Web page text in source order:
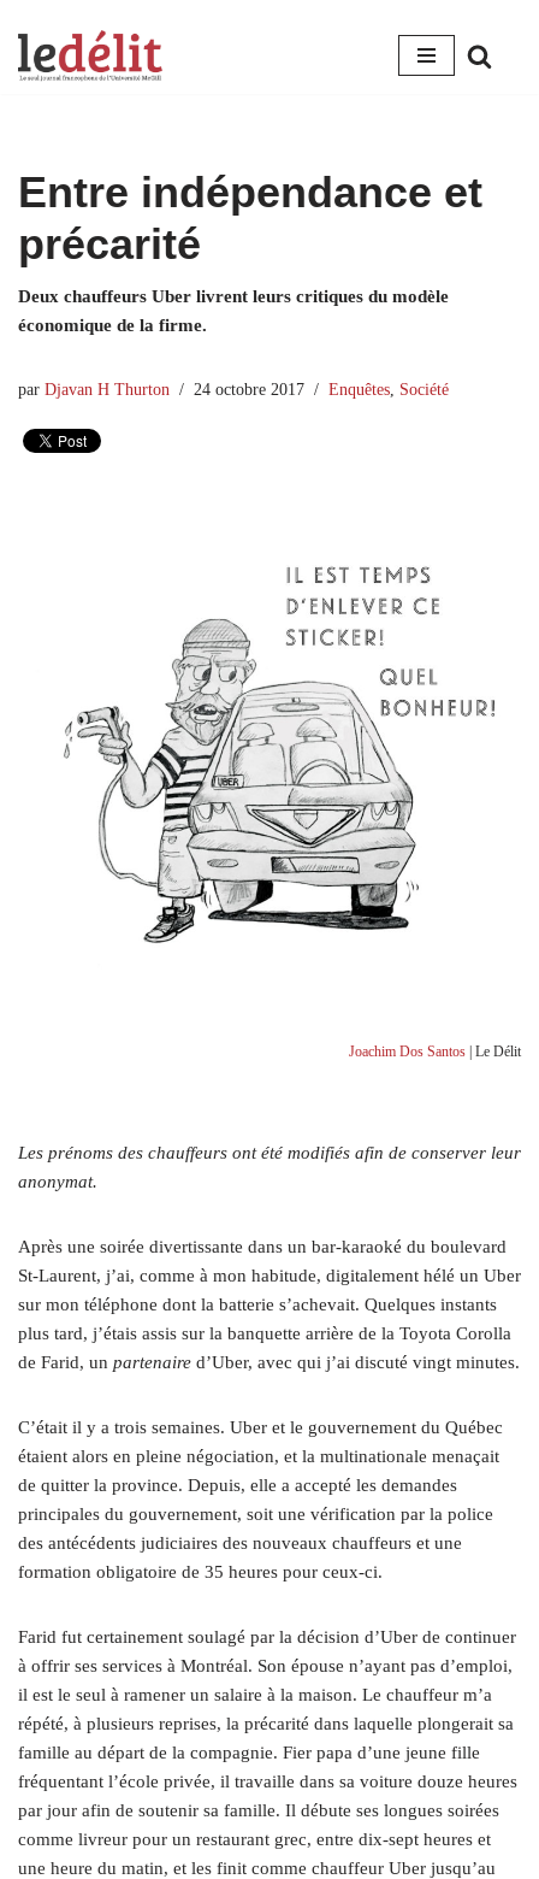
Aller
Entre indépendance et
précarité
Deux chauffeurs Uber livrent leurs critiques du modèle
économique de la firme.
par Djavan H Thurton 24 octobre 2017 Enquêtes Société
Joachim Dos Santos | Le Délit
Les prénoms des chauffeurs ont été modifiés afin de conserver leur
anonymat.
Après une soirée divertissante dans un bar-karaoké du boulevard
St-Laurent, j’ai, comme à mon habitude, digitalement hélé un Uber
sur mon téléphone dont la batterie s’achevait. Quelques instants
plus tard, j’étais assis sur la banquette arrière de la Toyota Corolla
de Farid, un partenaire d’Uber, avec qui j’ai discuté vingt minutes.
C’était il y a trois semaines. Uber et le gouvernement du Québec
étaient alors en pleine négociation, et la multinationale menaçait
de quitter la province. Depuis, elle a accepté les demandes
principales du gouvernement, soit une vérification par la police
des antécédents judiciaires des nouveaux chauffeurs et une
formation obligatoire de 35 heures pour ceux-ci.
Farid fut certainement soulagé par la décision d’Uber de continuer
à offrir ses services à Montréal. Son épouse n’ayant pas d’emploi,
il est le seul à ramener un salaire à la maison. Le chauffeur m’a
répété, à plusieurs reprises, la précarité dans laquelle plongerait sa
famille au départ de la compagnie. Fier papa d’une jeune fille
fréquentant l’école privée, il travaille dans sa voiture douze heures
par jour afin de soutenir sa famille. Il débute ses longues soirées
comme livreur pour un restaurant grec, entre dix-sept heures et
une heure du matin, et les finit comme chauffeur Uber jusqu’au